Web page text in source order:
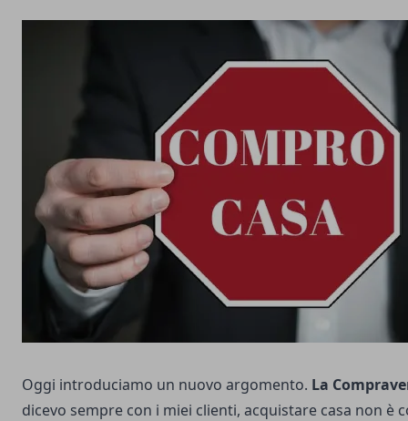
Oggi introduciamo un nuovo argomento. La
dicevo sempre con i miei clienti, acquistare casa non è